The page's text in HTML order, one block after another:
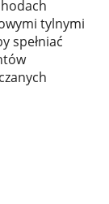
tylnymi
spełniać